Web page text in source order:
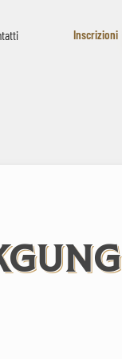
Inscrizioni